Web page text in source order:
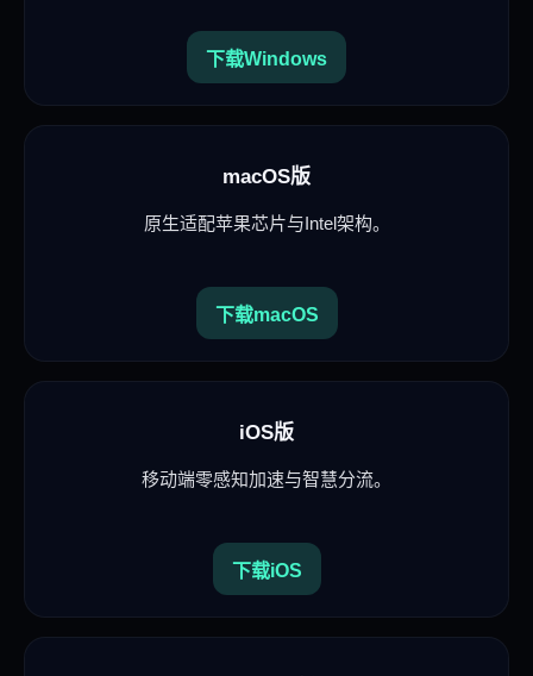
下载Windows
macOS版
原生适配苹果芯片与Intel架构。
下载macOS
iOS版
移动端零感知加速与智慧分流。
下载iOS